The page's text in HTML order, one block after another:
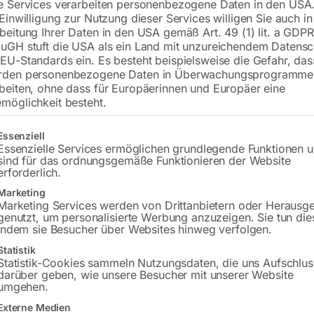
Tischplatte 1200×1000 mm
Bohrung ø16
Gitter 100×100
Lieferzeit:ca. 8 – 10 Wochen
Bitte beachten Sie: Die Versandkosten
In den
Services verarbeiten personenbezogene Daten in den
zur Nutzung dieser Services willigen Sie auch
Ihrer Daten in den USA gemäß Art. 49 (1) lit. a
stuft die USA als ein Land mit unzureichendem
Standards ein. Es besteht beispielsweise die Gefahr,
personenbezogene Daten in
ohne dass für Europäerinnen und Europäer eine
besteht.
eine Liste der Service-Gruppen, für die eine Einwilligung erteilt
Services ermöglichen grundlegende Funktionen
für das ordnungsgemäße Funktionieren der Website
Services werden von Drittanbietern oder
um personalisierte Werbung anzuzeigen. Sie tun
sie Besucher über Websites hinweg verfolgen.
Cookies sammeln Nutzungsdaten, die uns
geben, wie unsere Besucher mit unserer Website
Medien